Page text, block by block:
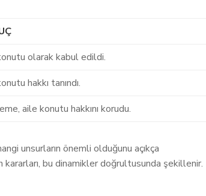
olarak kabul edildi.
hakkı tanındı.
aile konutu hakkını korudu.
unsurların önemli olduğunu açıkça
bu dinamikler doğrultusunda şekillenir.